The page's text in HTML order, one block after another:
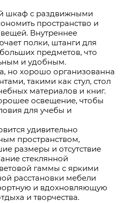
шкаф с раздвижными
пространство и
Внутреннее
полки, штанги для
предметов, что
и удобным.
но хорошо организованна
такими как стул, стол
материалов и книг.
освещение, чтобы
для учебы и
удивительно
пространством,
размеры и отсутствие
стеклянной
гаммы с яркими
расстановки мебели
и вдохновляющую
и творчества.